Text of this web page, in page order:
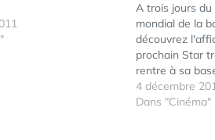
A trois jours
mondial de la
découvrez
prochain Star
rentre à sa
l’Enterprise
forces
4 décembre
Dans "Cinéma"